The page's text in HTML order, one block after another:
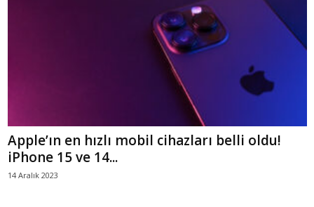
Apple’ın en hızlı mobil cihazları belli oldu!
iPhone 15 ve 14...
14 Aralık 2023